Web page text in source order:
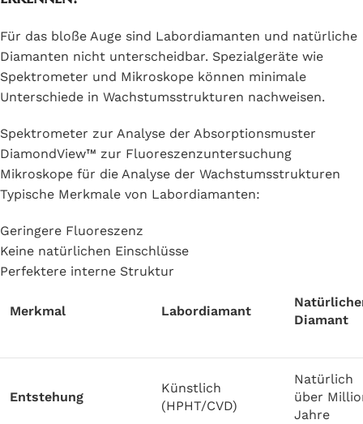
Für das bloße Auge sind Labordiamanten und natürliche
Diamanten nicht unterscheidbar. Spezialgeräte wie
Spektrometer und Mikroskope können minimale
Unterschiede in Wachstumsstrukturen nachweisen.
Spektrometer zur Analyse der Absorptionsmuster
DiamondView™ zur Fluoreszenzuntersuchung
Mikroskope für die Analyse der Wachstumsstrukturen
Typische Merkmale von Labordiamanten:
Geringere Fluoreszenz
Keine natürlichen Einschlüsse
Perfektere interne Struktur
Merkmal Labordiamant
Diamant
Entstehung
Künstlich
(HPHT/CVD)
Natürlich
über
Jahre